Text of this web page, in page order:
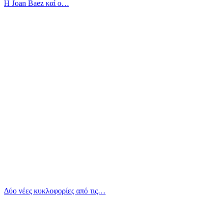
Η Joan Baez καί ο…
Δύο νέες κυκλοφορίες από τις…